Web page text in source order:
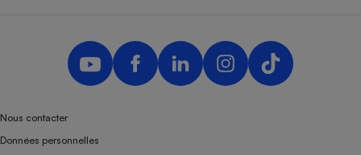
Nous contacter
Données personnelles